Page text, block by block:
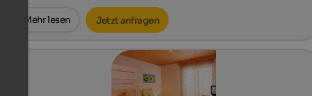
Mehr lesen Jetzt anfragen